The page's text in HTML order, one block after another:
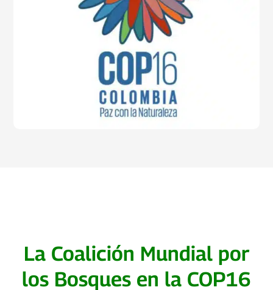
La Coalición Mundial por
los Bosques en la COP16